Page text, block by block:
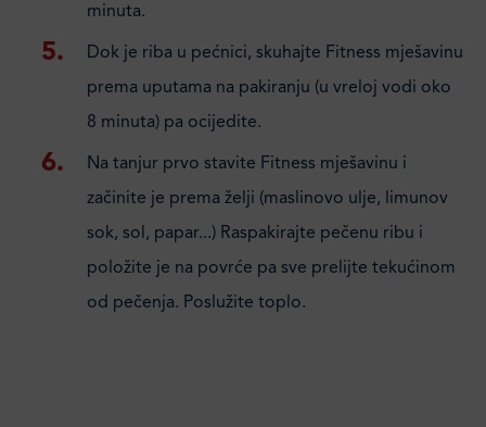
minuta.
Dok je riba u pećnici, skuhajte Fitness mješavinu
prema uputama na pakiranju (u vreloj vodi oko
8 minuta) pa ocijedite.
Na tanjur prvo stavite Fitness mješavinu i
začinite je prema želji (maslinovo ulje, limunov
sok, sol, papar...) Raspakirajte pečenu ribu i
položite je na povrće pa sve prelijte tekućinom
od pečenja. Poslužite toplo.